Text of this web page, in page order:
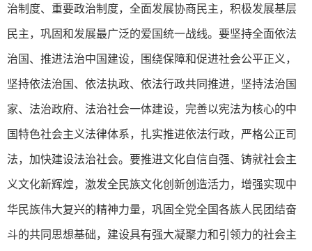
治制度、重要政治制度，全面发展协商民主，积极发展基层
民主，巩固和发展最广泛的爱国统一战线。要坚持全面依法
治国、推进法治中国建设，围绕保障和促进社会公平正义，
坚持依法治国、依法执政、依法行政共同推进，坚持法治国
家、法治政府、法治社会一体建设，完善以宪法为核心的中
国特色社会主义法律体系，扎实推进依法行政，严格公正司
法，加快建设法治社会。要推进文化自信自强、铸就社会主
义文化新辉煌，激发全民族文化创新创造活力，增强实现中
华民族伟大复兴的精神力量，巩固全党全国各族人民团结奋
斗的共同思想基础，建设具有强大凝聚力和引领力的社会主